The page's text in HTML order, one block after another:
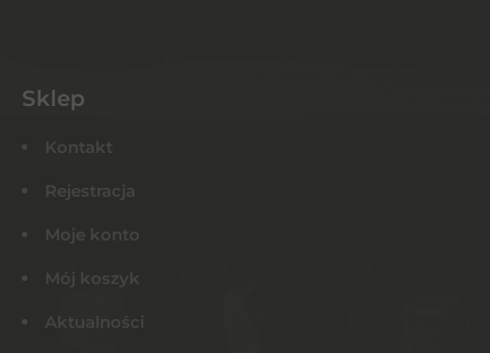
Sklep
Kontakt
Rejestracja
Moje konto
Mój koszyk
Aktualności